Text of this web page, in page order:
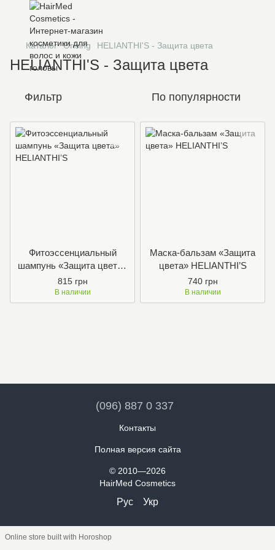
Каталог Orising HELIANTHI'S - Защита цвета
HELIANTHI'S - Защита цвета
Фильтр По популярности
Фитоэссенциальный
шампунь «Защита цвета»
HELIANTHI’S
815 грн
В наличии
Mаска-бальзам «Защита
цвета» HELIANTHI’S
740 грн
В наличии
(096) 887 0 337
Контакты
Полная версия сайта
© 2010—2026
HairMed Cosmetics
Рус Укр
Online store built with Horoshop